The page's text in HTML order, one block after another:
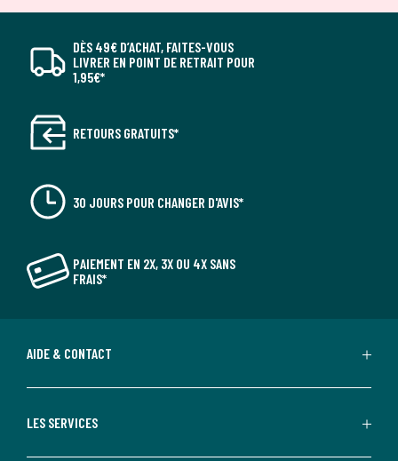
DÈS 49€ D’ACHAT, FAITES-VOUS
LIVRER EN POINT DE RETRAIT POUR
1,95€*
RETOURS GRATUITS*
30 JOURS POUR CHANGER D'AVIS*
PAIEMENT EN 2X, 3X OU 4X SANS
FRAIS*
AIDE & CONTACT
LES SERVICES